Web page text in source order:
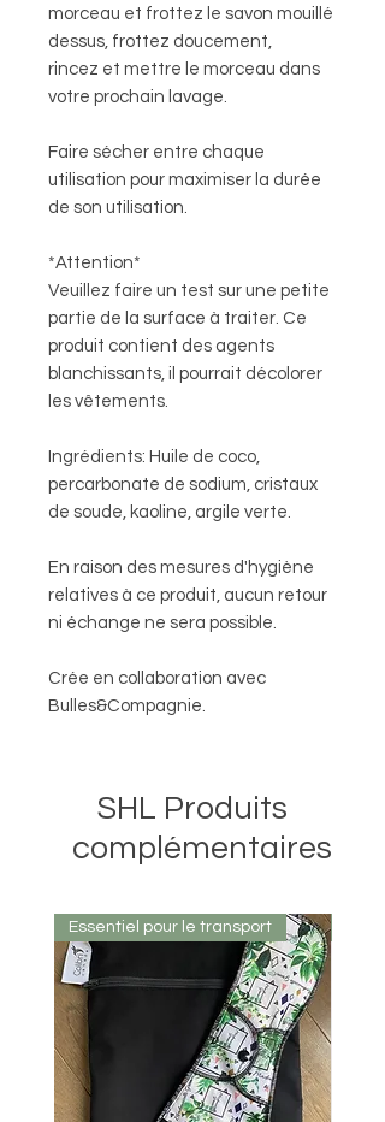
morceau et frottez le savon mouillé
dessus, frottez doucement,
rincez et mettre le morceau dans
votre prochain lavage.
Faire sécher entre chaque
utilisation pour maximiser la durée
de son utilisation.
*Attention*
Veuillez faire un test sur une petite
partie de la surface à traiter. Ce
produit contient des agents
blanchissants, il pourrait décolorer
les vêtements.
Ingrédients: Huile de coco,
percarbonate de sodium, cristaux
de soude, kaoline, argile verte.
En raison des mesures d'hygiène
relatives à ce produit, aucun retour
ni échange ne sera possible.
Crée en collaboration avec
Bulles&Compagnie.
SHL Produits
complémentaires
Essentiel pour le transport